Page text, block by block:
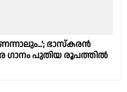
ഭാസ്കരൻ
ഗാനം പുതിയ രൂപത്തിൽ